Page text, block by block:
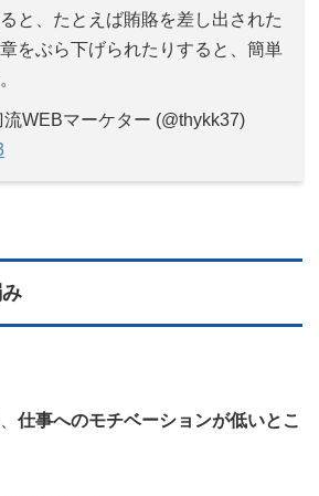
と、たとえば賄賂を差し出された
をぶら下げられたりすると、簡単
WEBマーケター (@thykk37)
仕事へのモチベーションが低いとこ